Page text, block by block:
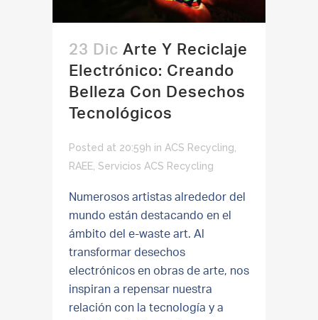
23 Dic Arte Y Reciclaje
Electrónico: Creando
Belleza Con Desechos
Tecnológicos
Posted at 20:59h in ACS Recycling
RAEE Servicios ACS Recycling
Numerosos artistas alrededor del
mundo están destacando en el
ámbito del e-waste art. Al
transformar desechos
electrónicos en obras de arte, nos
inspiran a repensar nuestra
relación con la tecnología y a